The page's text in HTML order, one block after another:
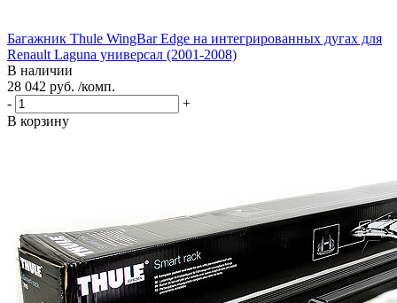
Багажник Thule WingBar Edge на интегрированных дугах для
Renault Laguna универсал (2001-2008)
В наличии
28 042 руб. /комп.
-
+
В корзину